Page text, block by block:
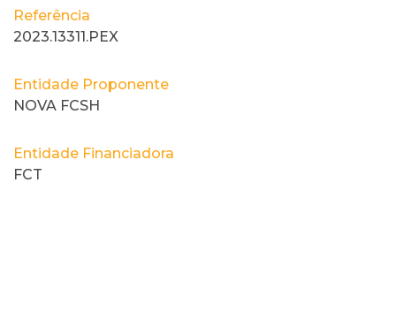
Referência
2023.13311.PEX
Entidade Proponente
NOVA FCSH
Entidade Financiadora
FCT